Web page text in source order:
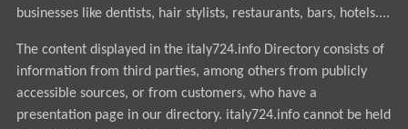
businesses like dentists, hair stylists, restaurants, bars, hotels....
The content displayed in the italy724.info Directory consists of
information from third parties, among others from publicly
accessible sources, or from customers, who have a
presentation page in our directory. italy724.info cannot be held